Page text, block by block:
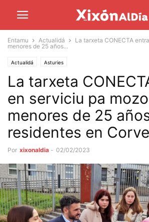
Entamu Actualidá
La tarxeta CONECTA
menores de 25 años...
Actualidá Asturies
La tarxeta
en serviciu pa
menores de 25
residentes en
Por xixonaldia - 02/02/2023